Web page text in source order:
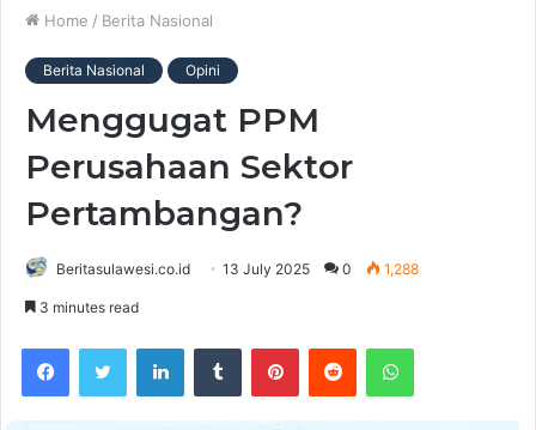
Home / Berita Nasional
Berita Nasional Opini
Menggugat PPM
Perusahaan Sektor
Pertambangan?
Beritasulawesi.co.id 13 July 2025 0 1,288
3 minutes read